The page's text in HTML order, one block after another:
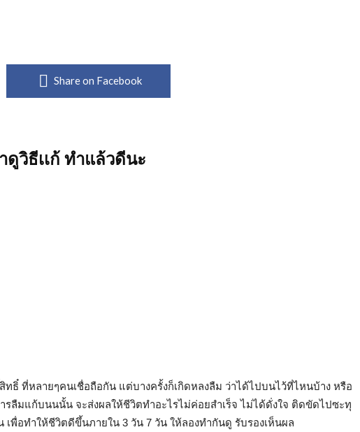
Share on Facebook
วิธีเเก้ ทำแล้วดีนะ
ธิ๋ ที่หลายๆคนเชื่อถือกัน แต่บางครั้งก็เกิดหลงลืม ว่าได้ไปบนไว้ที่ไหนบ้าง หรือ
รลืมแก้บนนนั้น จะส่งผลให้ชีวิตทำอะไรไม่ค่อยสำเร็จ ไม่ได้ดั่งใจ ติดขัดไปซะทุ
เพื่อทำให้ชีวิตดีขึ้นภายใน 3 วัน 7 วัน ให้ลองทำกันดู รับรองเห็นผล